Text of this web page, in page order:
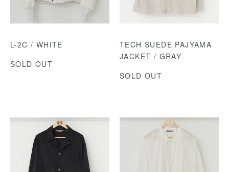
L-2C / WHITE
SOLD OUT
TECH SUEDE PAJYAMA
JACKET / GRAY
SOLD OUT